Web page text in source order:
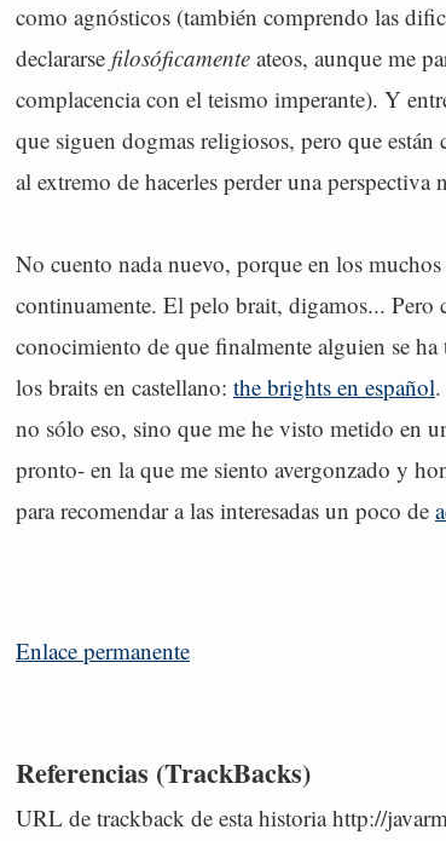
como agnósticos (también comprendo las
declararse filosóficamente ateos, aunque me
complacencia con el teismo imperante). Y
que siguen dogmas religiosos, pero que
al extremo de hacerles perder una perspectiva
No cuento nada nuevo, porque en los
continuamente. El pelo brait, digamos... Pero
conocimiento de que finalmente alguien se
los braits en castellano: the brights en español
no sólo eso, sino que me he visto metido en
pronto- en la que me siento avergonzado y
para recomendar a las interesadas un poco de
Enlace permanente
Referencias (TrackBacks)
URL de trackback de esta historia http://